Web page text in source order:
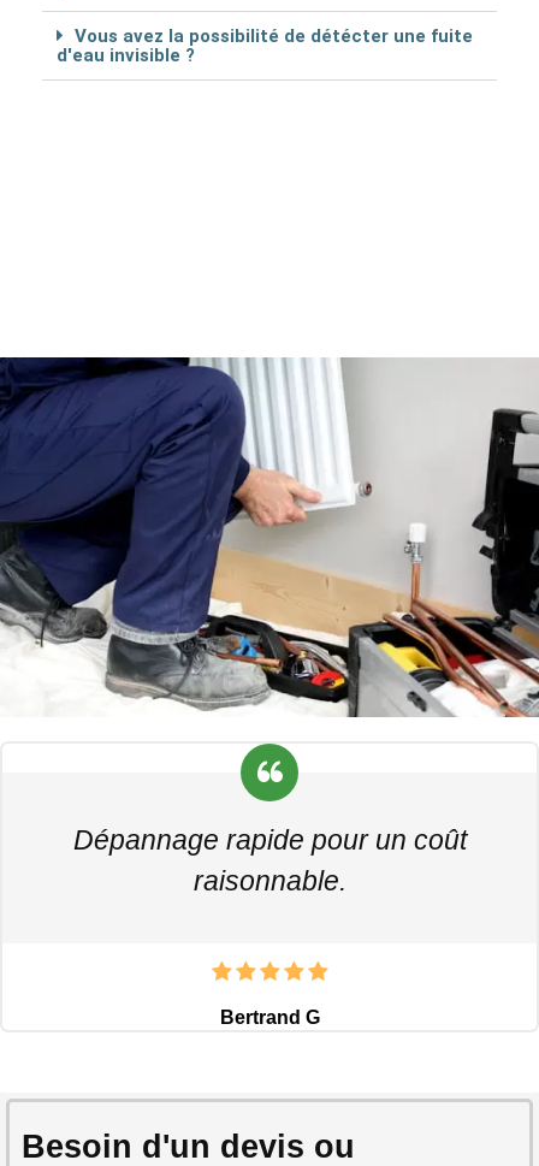
Vous avez la possibilité de détécter une fuite
d'eau invisible ?
Dépannage rapide pour un coût
raisonnable.
Bertrand G
Besoin d'un devis ou